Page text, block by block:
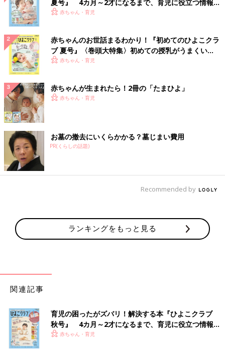
夏号』 4カ月～2才になるまで、育児に役立つ情報が
いっぱい！
赤ちゃん・育児
赤ちゃんのお世話まるわかり！『初めてのひよこクラ
ブ 夏号』〈巻頭大特集〉初めての授乳がうまくい
く！ おっぱい・ミルクの基本と夏のトラブル 解決テ
赤ちゃん・育児
赤ちゃんが生まれたら！2冊の「たまひよ」
赤ちゃん・育児
お墓の撤去にいくらかかる？墓じまい費用
PR(くらしの話題)
Recommended by
ランキングをもっと見る
関連記事
育児の困ったがズバリ！解決する本『ひよこクラブ
秋号』 4カ月～2才になるまで、育児に役立つ情報が
いっぱい！
赤ちゃん・育児